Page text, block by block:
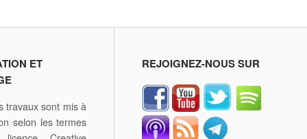
ET
travaux sont mis à
selon les termes
REJOIGNEZ-NOUS SUR